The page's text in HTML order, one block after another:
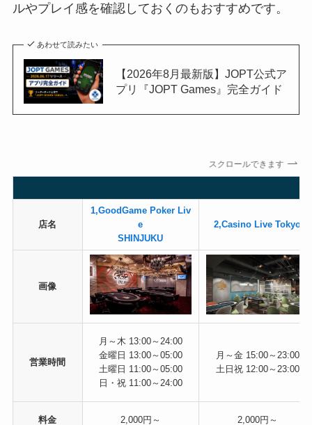
ルやプレイ感を確認しておくのもおすすめです。
あわせて読みたい
【2026年8月最新版】JOPT公式ア
プリ『JOPT Games』完全ガイド
スクロールできます
店名
1,GoodGame Poker Liv
e
SHINJUKU
2,Casino Live Tokyo
画像
営業時間
月～木 13:00～24:00
金曜日 13:00～05:00
土曜日 11:00～05:00
日・祝 11:00～24:00
月～金 15:00～23:00
土日祝 12:00～23:00
料金 2,000円～ 2,000円～